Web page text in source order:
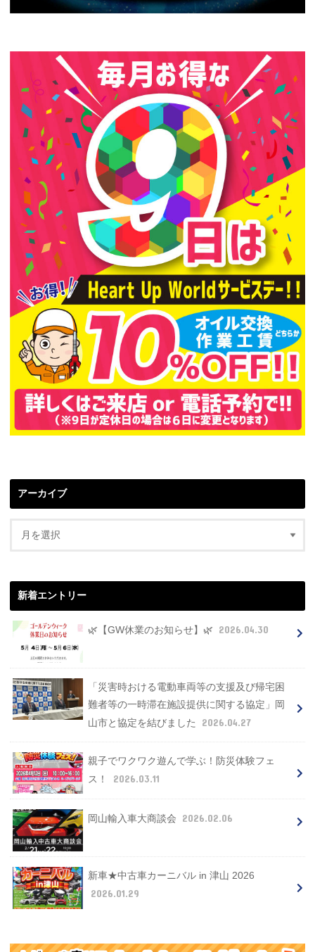
アーカイブ
新着エントリー
🌿【GW休業のお知らせ】🌿 2026.04.30
「災害時おける電動車両等の支援及び帰宅困
難者等の一時滞在施設提供に関する協定」岡
山市と協定を結びました
2026.04.27
親子でワクワク遊んで学ぶ！防災体験フェ
ス！
2026.03.11
岡山輸入車大商談会 2026.02.06
新車★中古車カーニバル in 津山 2026
2026.01.29